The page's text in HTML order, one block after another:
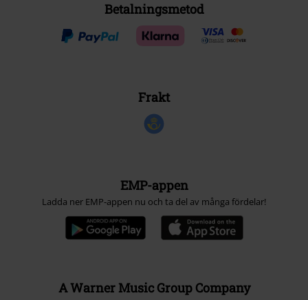
Betalningsmetod
Frakt
EMP-appen
Ladda ner EMP-appen nu och ta del av många fördelar!
A Warner Music Group Company